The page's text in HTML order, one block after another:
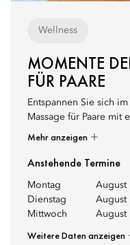
Wellness
MOMENTE
FÜR PAARE
Entspannen Sie sich
Massage für Paare mit
Mehr anzeigen
Anstehende Termine
Montag August
Dienstag
August
Mittwoch
August
Weitere Daten anzeigen